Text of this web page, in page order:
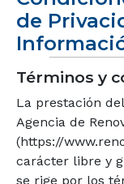
de
Términos y
La prestación
Agencia de
(https://
carácter libre y
se rige por los